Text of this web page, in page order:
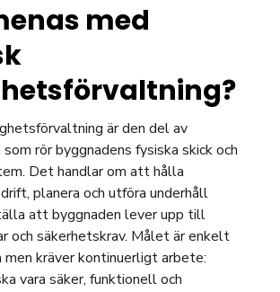
med
är den del av
rör byggnadens fysiska skick och
Det handlar om att hålla
planera och utföra underhåll
att byggnaden lever upp till
och säkerhetskrav. Målet är enkelt
kräver kontinuerligt arbete:
vara säker, funktionell och